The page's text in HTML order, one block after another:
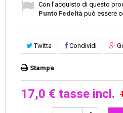
Con l'acquisto di questo
Punto Fedeltà può essere
Twitta Condividi
Stampa
17,0 € tasse incl.